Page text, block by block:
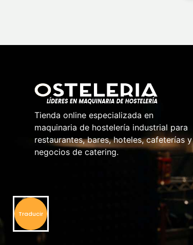
Tienda online especializada en
maquinaria de hostelería industrial para
restaurantes, bares, hoteles, cafeterías y
negocios de catering.
Traducir